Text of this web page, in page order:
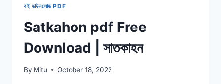
বই ডাউনলোড PDF
Satkahon pdf Free
Download | সাতকাহন
By Mitu October 18, 2022